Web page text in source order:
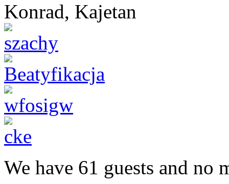
Konrad, Kajetan
We have 61 guests and no